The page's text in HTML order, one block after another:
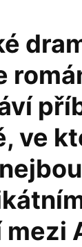
ve
mezi